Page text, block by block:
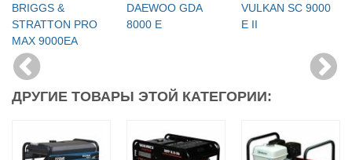
BRIGGS &
STRATTON PRO
MAX 9000EA
DAEWOO GDA
8000 Е
VULKAN SC 9000
E ІІ
ДРУГИЕ ТОВАРЫ ЭТОЙ КАТЕГОРИИ: